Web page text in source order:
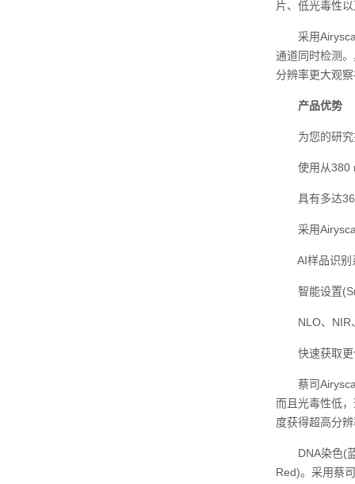
片、低光毒性
采用Airyscan
通道同时检测
分辨率更大观
产品优势
为您的研究
使用从380
具有多达36
采用Airyscan
AI样品识别系
智能设置
NLO、NIR、
快速获取更
蔡司Airyscan
而且光毒性低
度获得超高分
DNA‍染色(蓝
Red)。采用蔡